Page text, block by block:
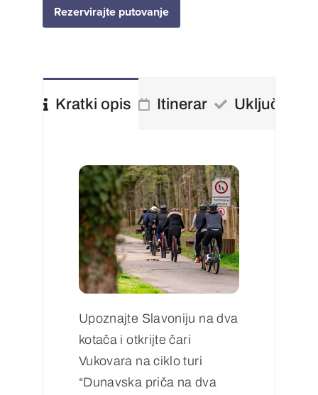
Rezervirajte putovanje
Kratki opis Itinerar Uključeno
Upoznajte Slavoniju na dva
kotača i otkrijte čari
Vukovara na ciklo turi
“Dunavska priča na dva